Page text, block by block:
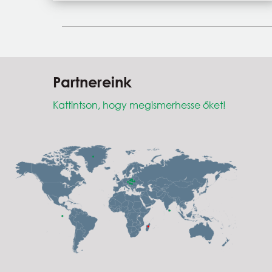
Partnereink
Kattintson, hogy megismerhesse őket!